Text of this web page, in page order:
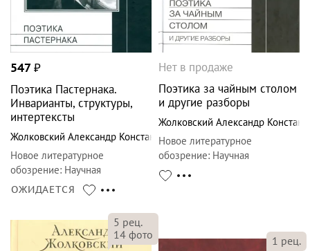
547 ₽
Поэтика Пастернака.
Инварианты, структуры,
интертексты
Жолковский Александр Константинович
Новое литературное
обозрение: Научная
библиотека
ОЖИДАЕТСЯ
Нет в продаже
Поэтика за чайным столом
и другие разборы
Жолковский Александр
Новое литературное
обозрение: Научная
библиотека
5 рец.
14 фото 1 рец.